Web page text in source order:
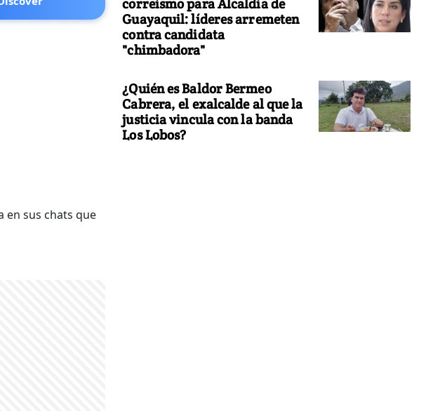
en sus chats que
correísmo para Alcaldía de
Guayaquil: líderes arremeten
contra candidata
"chimbadora"
¿Quién es Baldor Bermeo
Cabrera, el exalcalde al que la
justicia vincula con la banda
Los Lobos?